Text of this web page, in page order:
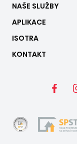
NAŠE SLUŽBY
APLIKACE
ISOTRA
KONTAKT